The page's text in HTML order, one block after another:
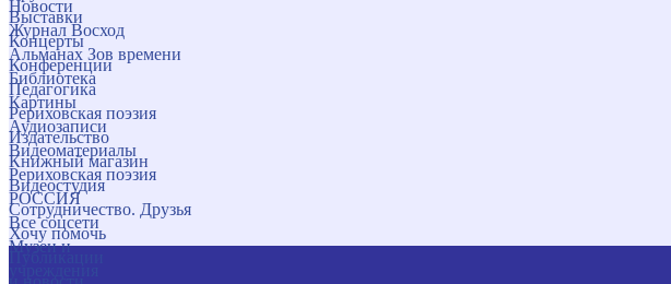
Новости
Журнал Восход
Альманах Зов времени
Библиотека
Картины
Аудиозаписи
Видеоматериалы
Рериховская поэзия
РОССИЯ
Все соцсети
Музеи и
Выставки
Концерты
Конференции
Педагогика
Рериховская поэзия
Издательство
Книжный магазин
Видеостудия
Сотрудничество. Друзья
Хочу помочь